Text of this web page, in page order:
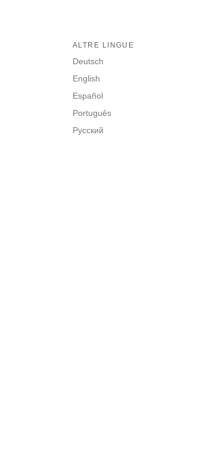
ALTRE LINGUE
Deutsch
English
Español
Português
Русский